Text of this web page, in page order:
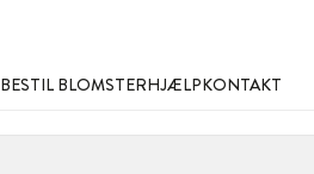
BESTIL BLOMSTERHJÆLPKONTAKT